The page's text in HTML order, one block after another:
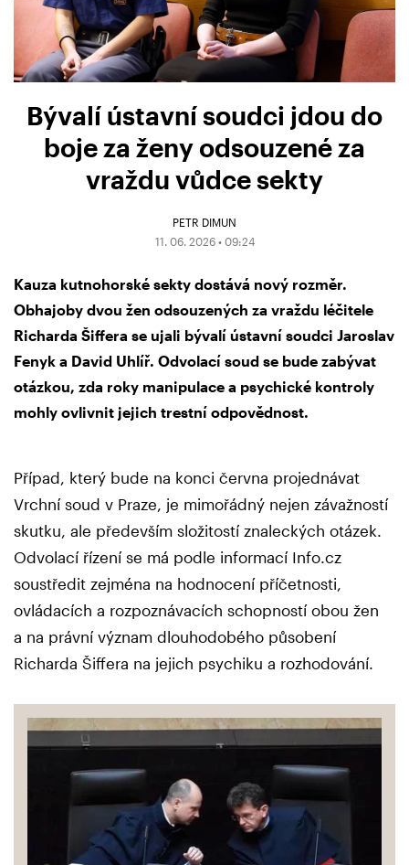
Bývalí ústavní soudci jdou do
boje za ženy odsouzené za
vraždu vůdce sekty
PETR DIMUN
11. 06. 2026 • 09:24
Kauza kutnohorské sekty dostává nový rozměr.
Obhajoby dvou žen odsouzených za vraždu léčitele
Richarda Šiffera se ujali bývalí ústavní soudci Jaroslav
Fenyk a David Uhlíř. Odvolací soud se bude zabývat
otázkou, zda roky manipulace a psychické kontroly
mohly ovlivnit jejich trestní odpovědnost.
Případ, který bude na konci června projednávat
Vrchní soud v Praze, je mimořádný nejen závažností
skutku, ale především složitostí znaleckých otázek.
Odvolací řízení se má podle informací Info.cz
soustředit zejména na hodnocení příčetnosti,
ovládacích a rozpoznávacích schopností obou žen
a na právní význam dlouhodobého působení
Richarda Šiffera na jejich psychiku a rozhodování.